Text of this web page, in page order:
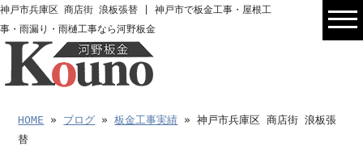
神戸市兵庫区 商店街 浪板張替 | 神戸市で板金工事・屋根工
事・雨漏り・雨樋工事なら河野板金
HOME » ブログ »板金工事実績 » 神戸市兵庫区 商店街 浪板張
替